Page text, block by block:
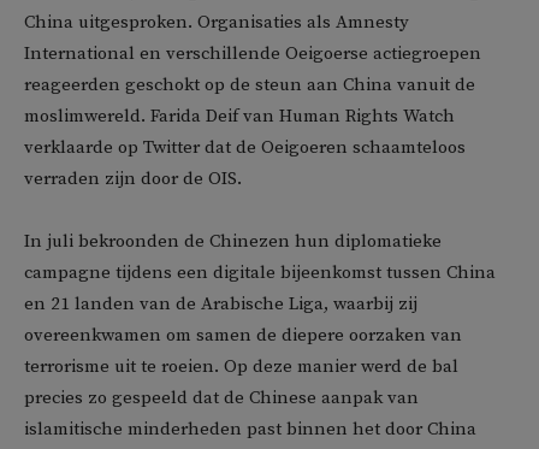
China uitgesproken. Organisaties als Amnesty
International en verschillende Oeigoerse actiegroepen
reageerden geschokt op de steun aan China vanuit de
moslimwereld. Farida Deif van Human Rights Watch
verklaarde op Twitter dat de Oeigoeren schaamteloos
verraden zijn door de OIS.
In juli bekroonden de Chinezen hun diplomatieke
campagne tijdens een digitale bijeenkomst tussen China
en 21 landen van de Arabische Liga, waarbij zij
overeenkwamen om samen de diepere oorzaken van
terrorisme uit te roeien. Op deze manier werd de bal
precies zo gespeeld dat de Chinese aanpak van
islamitische minderheden past binnen het door China